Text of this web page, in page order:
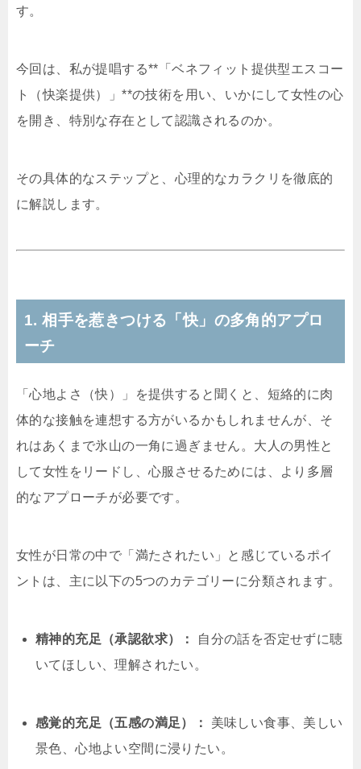
す。
今回は、私が提唱する**「ベネフィット提供型エスコー
ト（快楽提供）」**の技術を用い、いかにして女性の心
を開き、特別な存在として認識されるのか。
その具体的なステップと、心理的なカラクリを徹底的
に解説します。
1. 相手を惹きつける「快」の多角的アプロ
ーチ
「心地よさ（快）」を提供すると聞くと、短絡的に肉
体的な接触を連想する方がいるかもしれませんが、そ
れはあくまで氷山の一角に過ぎません。大人の男性と
して女性をリードし、心服させるためには、より多層
的なアプローチが必要です。
女性が日常の中で「満たされたい」と感じているポイ
ントは、主に以下の5つのカテゴリーに分類されます。
精神的充足（承認欲求）：
自分の話を否定せずに聴
いてほしい、理解されたい。
感覚的充足（五感の満足）：
美味しい食事、美しい
景色、心地よい空間に浸りたい。